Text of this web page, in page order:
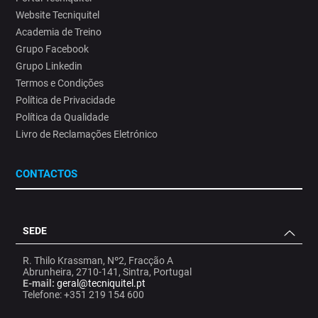
Website Tecniquitel
Academia de Treino
Grupo Facebook
Grupo Linkedin
Termos e Condições
Política de Privacidade
Política da Qualidade
Livro de Reclamações Eletrónico
CONTACTOS
SEDE
R. Thilo Krassman, Nº2, Fracção A
Abrunheira, 2710-141, Sintra, Portugal
E-mail: geral@tecniquitel.pt
Telefone: +351 219 154 600